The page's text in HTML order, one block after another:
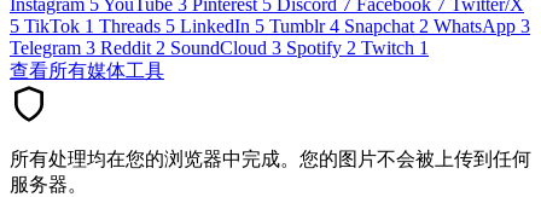
5 TikTok 1 Threads 5 LinkedIn 5 Tumblr 4 Snapchat 2 WhatsApp 3
Telegram 3 Reddit 2 SoundCloud 3 Spotify 2 Twitch 1
查看所有媒体工具
所有处理均在您的浏览器中完成。您的图片不会被上传到任何
服务器。